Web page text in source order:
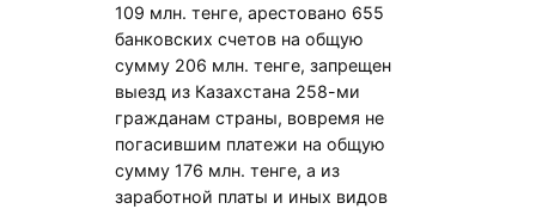
109 млн. тенге, арестовано 655
банковских счетов на общую
сумму 206 млн. тенге, запрещен
выезд из Казахстана 258-ми
гражданам страны, вовремя не
погасившим платежи на общую
сумму 176 млн. тенге, а из
заработной платы и иных видов